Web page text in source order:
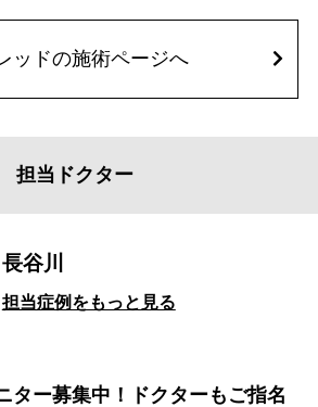
ッドの施術ページへ
担当ドクター
長谷川
担当症例をもっと見る
ター募集中！ドクターもご指名